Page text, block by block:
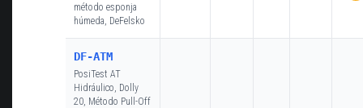
método esponja
húmeda, DeFelsko
DF-ATM
PosiTest AT
Hidráulico, Dolly
20, Método Pull-Off